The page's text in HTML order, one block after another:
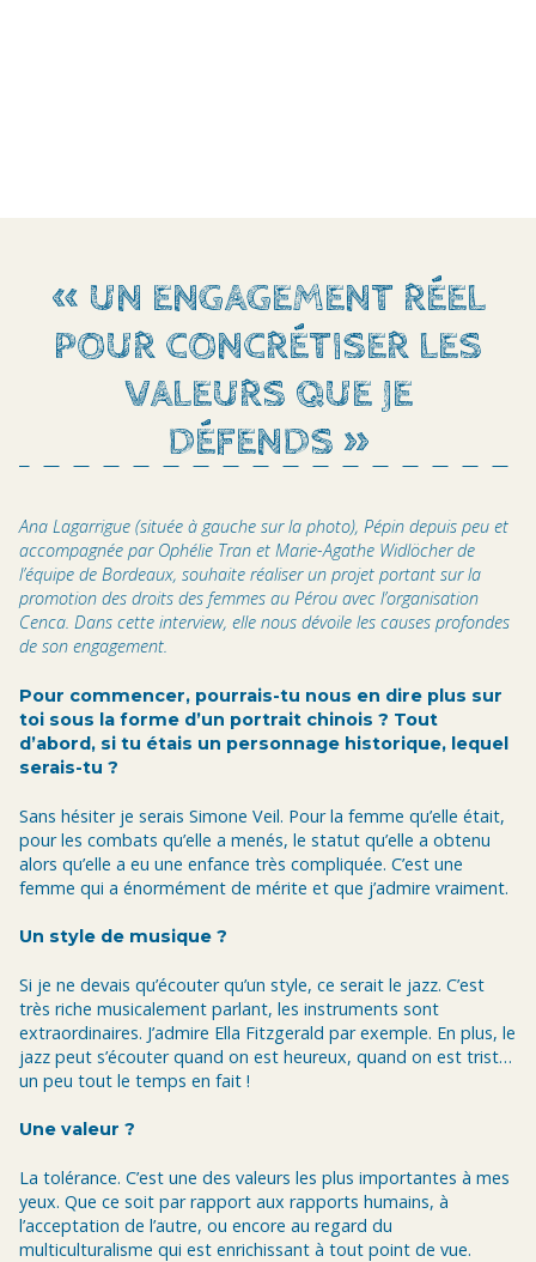
« UN ENGAGEMENT RÉEL
POUR CONCRÉTISER LES
VALEURS QUE JE
DÉFENDS »
Ana Lagarrigue (située à gauche sur la photo), Pépin depuis peu et
accompagnée par Ophélie Tran et Marie-Agathe Widlöcher de
l’équipe de Bordeaux, souhaite réaliser un projet portant sur la
promotion des droits des femmes au Pérou avec l’organisation
Cenca. Dans cette interview, elle nous dévoile les causes profondes
de son engagement.
Pour commencer, pourrais-tu nous en dire plus sur
toi sous la forme d’un portrait chinois ? Tout
d’abord, si tu étais un personnage historique, lequel
serais-tu ?
Sans hésiter je serais Simone Veil. Pour la femme qu’elle était,
pour les combats qu’elle a menés, le statut qu’elle a obtenu
alors qu’elle a eu une enfance très compliquée. C’est une
femme qui a énormément de mérite et que j’admire vraiment.
Un style de musique ?
Si je ne devais qu’écouter qu’un style, ce serait le jazz. C’est
très riche musicalement parlant, les instruments sont
extraordinaires. J’admire Ella Fitzgerald par exemple. En plus, le
jazz peut s’écouter quand on est heureux, quand on est trist…
un peu tout le temps en fait !
Une valeur ?
La tolérance. C’est une des valeurs les plus importantes à mes
yeux. Que ce soit par rapport aux rapports humains, à
l’acceptation de l’autre, ou encore au regard du
multiculturalisme qui est enrichissant à tout point de vue.